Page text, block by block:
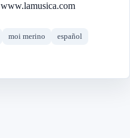
www.lamusica.com
moi merino
español